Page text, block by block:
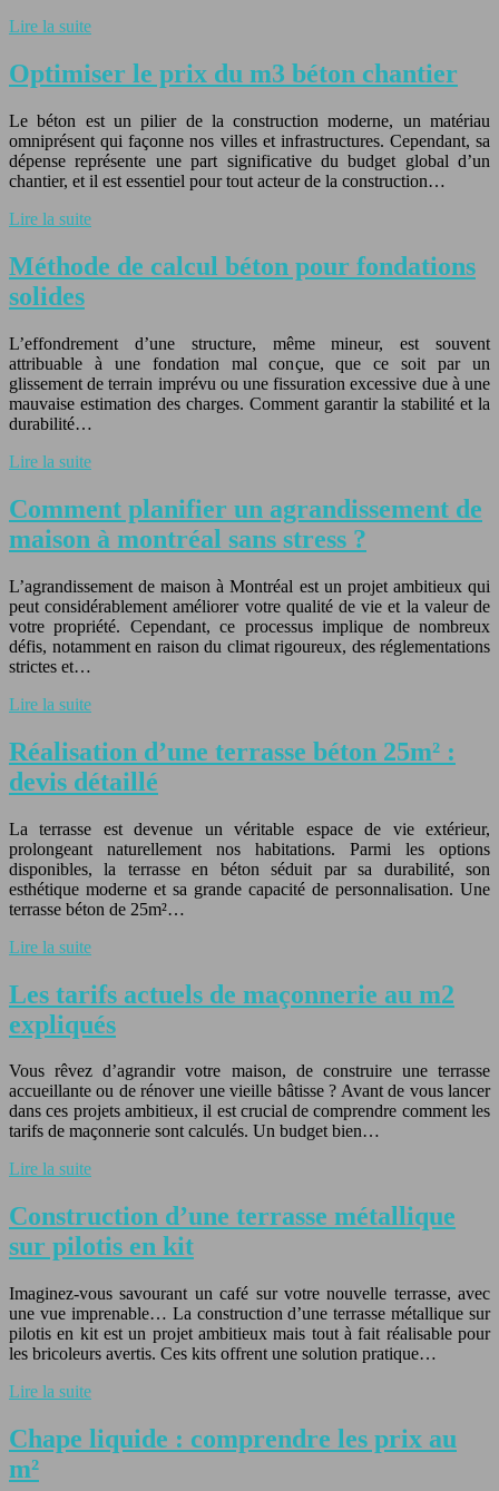
Lire la suite
Optimiser le prix du m3 béton chantier
Le béton est un pilier de la construction moderne, un matériau
omniprésent qui façonne nos villes et infrastructures. Cependant, sa
dépense représente une part significative du budget global d’un
chantier, et il est essentiel pour tout acteur de la construction…
Lire la suite
Méthode de calcul béton pour fondations
solides
L’effondrement d’une structure, même mineur, est souvent
attribuable à une fondation mal conçue, que ce soit par un
glissement de terrain imprévu ou une fissuration excessive due à une
mauvaise estimation des charges. Comment garantir la stabilité et la
durabilité…
Lire la suite
Comment planifier un agrandissement de
maison à montréal sans stress ?
L’agrandissement de maison à Montréal est un projet ambitieux qui
peut considérablement améliorer votre qualité de vie et la valeur de
votre propriété. Cependant, ce processus implique de nombreux
défis, notamment en raison du climat rigoureux, des réglementations
strictes et…
Lire la suite
Réalisation d’une terrasse béton 25m² :
devis détaillé
La terrasse est devenue un véritable espace de vie extérieur,
prolongeant naturellement nos habitations. Parmi les options
disponibles, la terrasse en béton séduit par sa durabilité, son
esthétique moderne et sa grande capacité de personnalisation. Une
terrasse béton de 25m²…
Lire la suite
Les tarifs actuels de maçonnerie au m2
expliqués
Vous rêvez d’agrandir votre maison, de construire une terrasse
accueillante ou de rénover une vieille bâtisse ? Avant de vous lancer
dans ces projets ambitieux, il est crucial de comprendre comment les
tarifs de maçonnerie sont calculés. Un budget bien…
Lire la suite
Construction d’une terrasse métallique
sur pilotis en kit
Imaginez-vous savourant un café sur votre nouvelle terrasse, avec
une vue imprenable… La construction d’une terrasse métallique sur
pilotis en kit est un projet ambitieux mais tout à fait réalisable pour
les bricoleurs avertis. Ces kits offrent une solution pratique…
Lire la suite
Chape liquide : comprendre les prix au
m²